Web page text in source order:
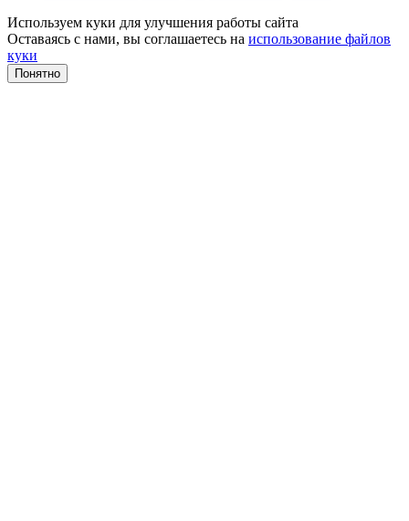
Используем куки для улучшения работы сайта
Оставаясь с нами, вы соглашаетесь на использование файлов
куки
Понятно